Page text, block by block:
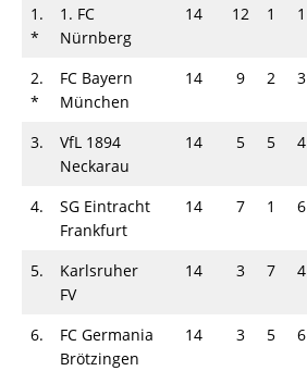
1.
*
1. FC
Nürnberg
14 12 1 1
2.
*
FC Bayern
München
14 9 2 3
3.
VfL 1894
Neckarau
14 5 5 4
4.
SG Eintracht
Frankfurt
14 7 1 6
5.
Karlsruher
FV
14 3 7 4
6.
FC Germania
Brötzingen
14 3 5 6